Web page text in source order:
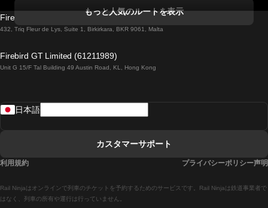
ダブリンからゴールウェイまでの列車
ローマからナポリまでの列車
マドリードからセビリアまでの列車
もっと人気のルートを表示
Firebird GT Limited (OC 1451)
432, Triq Fleur de Lys, Suite 1, Birkirkara, BKR 9061, Malta
Firebird GT Limited (61211989)
Unit G 15/F Tal Building 49 Austin Road, KL, Hong Kong
Rail Ninjaはオンラインで列車のチケットを予約するためのサービスです。Rail Ninjaは鉄道事業者で
はなく、列車の所有や運行は行っていません。
日本語
カスタマーサポート
利用規約 プライバシーポリシー声明